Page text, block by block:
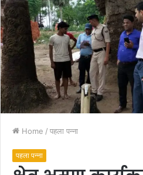
Home / पहला पन्ना
पहला पन्ना